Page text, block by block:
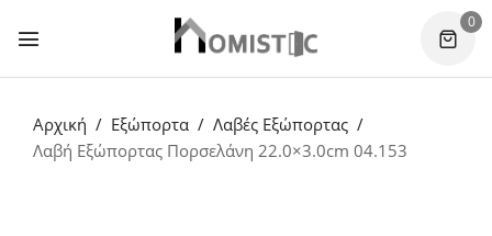
0
Αρχική Εξώπορτα
Λαβές Εξώπορτας
Λαβή Εξώπορτας Πορσελάνη 22.0×3.0cm 04.153